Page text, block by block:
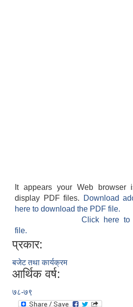
It appears your Web browser
display PDF files.
Download
here to download the PDF file.
Click here to
file.
प्रकार:
बजेट तथा कार्यक्रम
आर्थिक वर्ष:
७८-७९